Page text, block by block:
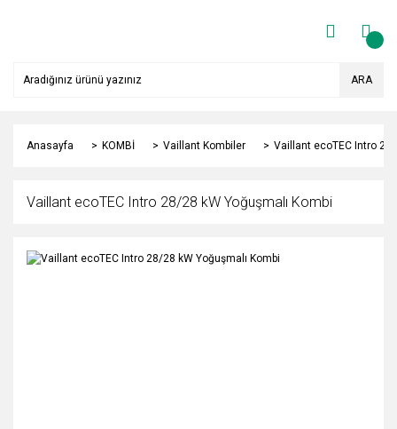
ARA
Anasayfa KOMBİ Vaillant Kombiler Vaillant ecoTEC Intro
Vaillant ecoTEC Intro 28/28 kW Yoğuşmalı Kombi